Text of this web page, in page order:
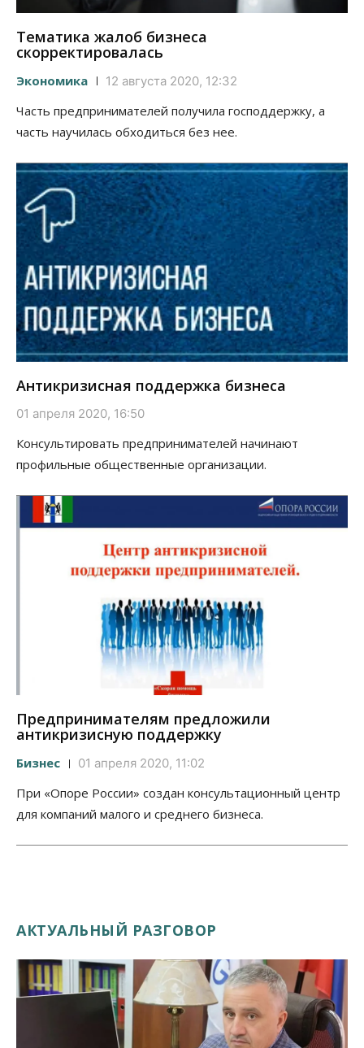
Тематика жалоб бизнеса
скорректировалась
Экономика 12 августа 2020, 12:32
Часть предпринимателей получила господдержку, а
часть научилась обходиться без нее.
Антикризисная поддержка бизнеса
01 апреля 2020, 16:50
Консультировать предпринимателей начинают
профильные общественные организации.
Предпринимателям предложили
антикризисную поддержку
Бизнес 01 апреля 2020, 11:02
При «Опоре России» создан консультационный центр
для компаний малого и среднего бизнеса.
АКТУАЛЬНЫЙ РАЗГОВОР